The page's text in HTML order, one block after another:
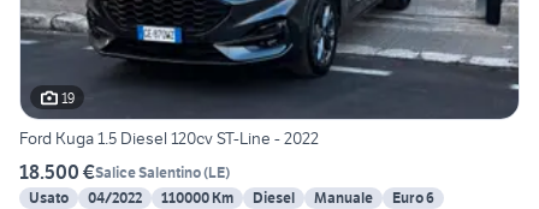
19
Ford Kuga 1.5 Diesel 120cv ST-Line - 2022
18.500 €Salice Salentino(LE)
Usato
04/2022 110000 Km Diesel Manuale
Euro 6